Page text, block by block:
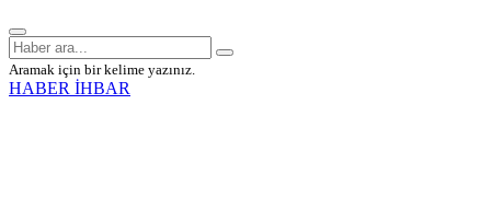
Aramak için bir kelime yazınız.
HABER İHBAR